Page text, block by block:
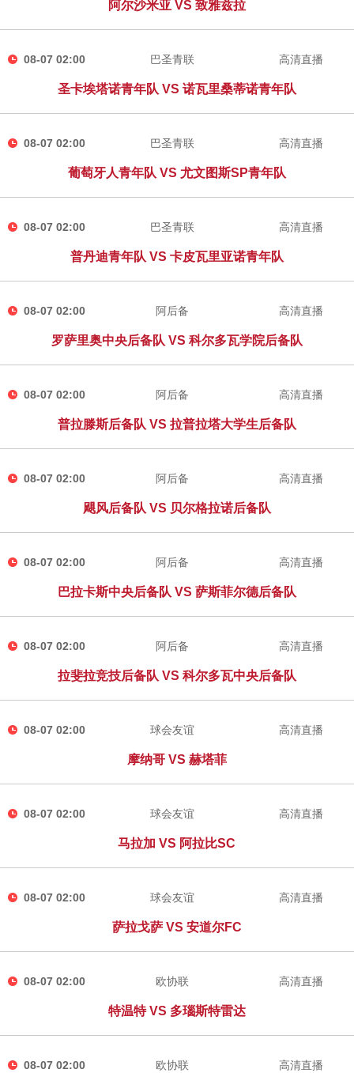
阿尔沙米亚 VS 致雅兹拉
08-07 02:00 巴圣青联
圣卡埃塔诺青年队 VS 诺瓦里桑蒂诺青年队
高清直播
08-07 02:00 巴圣青联
葡萄牙人青年队 VS 尤文图斯SP青年队
高清直播
08-07 02:00 巴圣青联
普丹迪青年队 VS 卡皮瓦里亚诺青年队
高清直播
08-07 02:00 阿后备
罗萨里奥中央后备队 VS 科尔多瓦学院后备队
高清直播
08-07 02:00 阿后备
普拉滕斯后备队 VS 拉普拉塔大学生后备队
高清直播
08-07 02:00 阿后备
飓风后备队 VS 贝尔格拉诺后备队
高清直播
08-07 02:00 阿后备
巴拉卡斯中央后备队 VS 萨斯菲尔德后备队
高清直播
08-07 02:00 阿后备
拉斐拉竞技后备队 VS 科尔多瓦中央后备队
高清直播
08-07 02:00 球会友谊
摩纳哥 VS 赫塔菲
高清直播
08-07 02:00 球会友谊
马拉加 VS 阿拉比SC
高清直播
08-07 02:00 球会友谊
萨拉戈萨 VS 安道尔FC
高清直播
08-07 02:00 欧协联
特温特 VS 多瑙斯特雷达
高清直播
08-07 02:00 欧协联 高清直播